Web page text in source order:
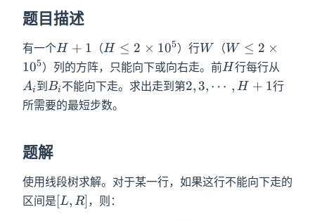
题目描述
有一个H+1
H + 1 （H\leq2\times10^5
H ≤ 2 × 105）行W
W （W ≤ 2 ×
105）列的方阵，只能向下或向右走。前H
H行每行从
Ai 到 B_i
Bi 不能向下走。求出走到第2,3,\cdots,H+1
2,3, ⋯ , H + 1行
所需要的最短步数。
题解
使用线段树求解。对于某一行，如果这行不能向下走的
区间是[L,R]
[L, R] ，则：